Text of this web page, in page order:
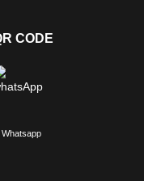
CODE
Whatsapp